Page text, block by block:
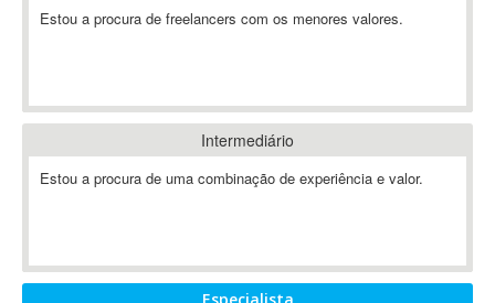
Ab Initio
ABIS
AbleCommerce
Ableton
Abstract
Abstract Window Toolkit (AWT)
Estou a procura de freelancers com os menores valores.
Intermediário
Estou a procura de uma combinação de experiência e valor.